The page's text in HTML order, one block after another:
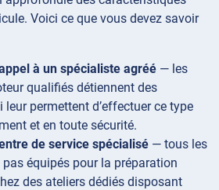
Voici ce que vous devez savoir
à un spécialiste agréé — les
qualifiés détiennent des
permettent d’effectuer ce type
et en toute sécurité.
de service spécialisé — tous les
équipés pour la préparation
des ateliers dédiés disposant